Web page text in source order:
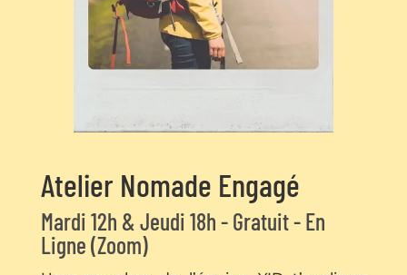
Atelier Nomade Engagé
Mardi 12h & Jeudi 18h - Gratuit - En
Ligne (Zoom)